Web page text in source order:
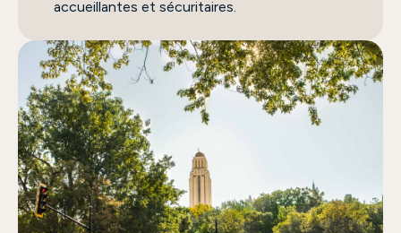
accueillantes et sécuritaires.